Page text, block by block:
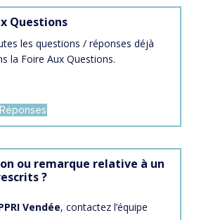
Questions
les questions / réponses déjà
la Foire Aux Questions.
ou remarque relative à un
?
Vendée, contactez l’équipe